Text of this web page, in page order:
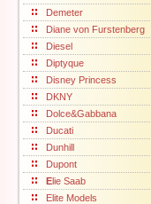
Demeter
Diane von Furstenberg
Diesel
Diptyque
Disney Princess
DKNY
Dolce&Gabbana
Ducati
Dunhill
Dupont
Elie Saab
Elite Models